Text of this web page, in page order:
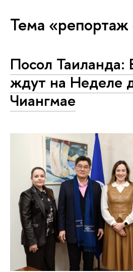
Тема
Посол
ждут на Неделе
Чиангмае